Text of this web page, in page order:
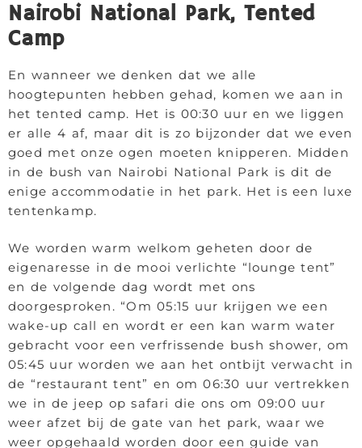
Nairobi National Park, Tented
Camp
En wanneer we denken dat we alle
hoogtepunten hebben gehad, komen we aan in
het tented camp. Het is 00:30 uur en we liggen
er alle 4 af, maar dit is zo bijzonder dat we even
goed met onze ogen moeten knipperen. Midden
in de bush van Nairobi National Park is dit de
enige accommodatie in het park. Het is een luxe
tentenkamp.
We worden warm welkom geheten door de
eigenaresse in de mooi verlichte “lounge tent”
en de volgende dag wordt met ons
doorgesproken. “Om 05:15 uur krijgen we een
wake-up call en wordt er een kan warm water
gebracht voor een verfrissende bush shower, om
05:45 uur worden we aan het ontbijt verwacht in
de “restaurant tent” en om 06:30 uur vertrekken
we in de jeep op safari die ons om 09:00 uur
weer afzet bij de gate van het park, waar we
weer opgehaald worden door een guide van